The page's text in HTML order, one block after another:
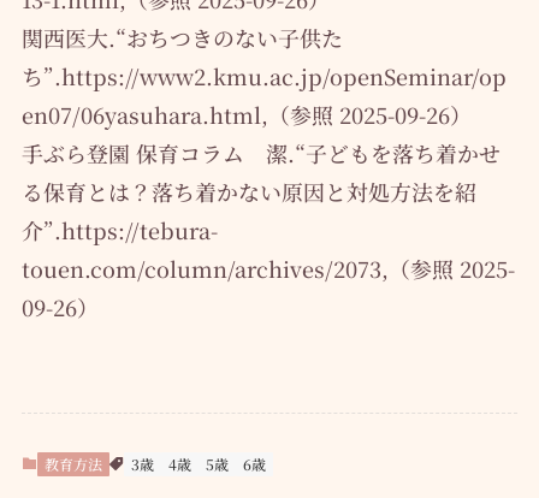
関西医大.“おちつきのない子供た
ち”.https://www2.kmu.ac.jp/openSeminar/op
en07/06yasuhara.html,（参照 2025-09-26）
手ぶら登園 保育コラム 潔.“子どもを落ち着かせ
る保育とは？落ち着かない原因と対処方法を紹
介”.https://tebura-
touen.com/column/archives/2073,（参照 2025-
09-26）
教育方法 3歳 4歳 5歳 6歳